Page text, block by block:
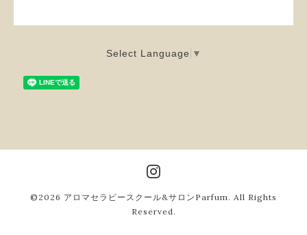
Select Language ▼
©2026 アロマセラピースクール&サロンParfum . All Rights
Reserved.